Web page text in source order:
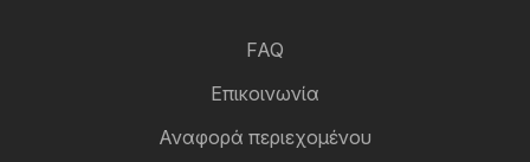
FAQ
Επικοινωνία
Αναφορά περιεχομένου